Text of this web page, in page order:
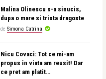
Malina Olinescu s-a sinucis,
dupa o mare si trista dragoste
de Simona Catrina
Nicu Covaci: Tot ce mi-am
propus in viata am reusit! Dar
ce pret am platit…